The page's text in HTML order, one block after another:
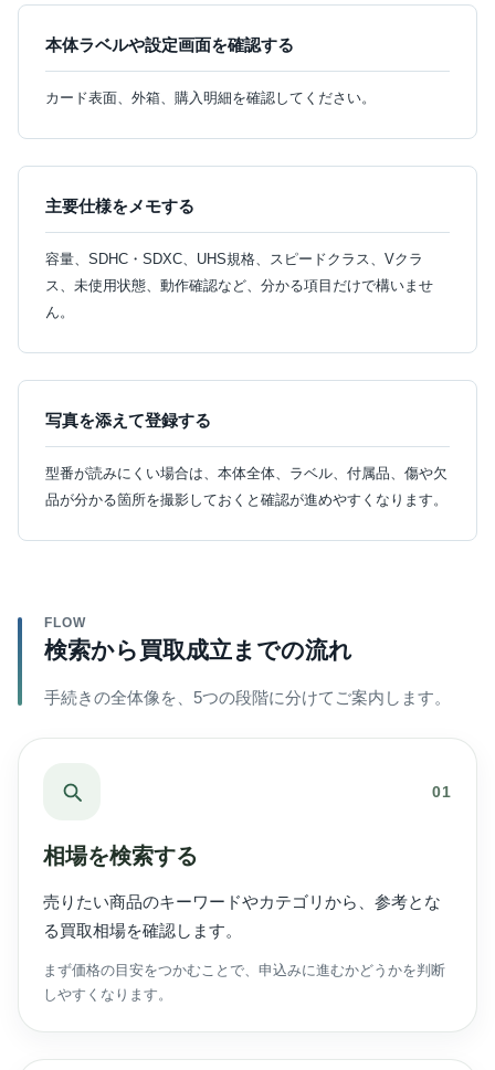
本体ラベルや設定画面を確認する
カード表面、外箱、購入明細を確認してください。
主要仕様をメモする
容量、SDHC・SDXC、UHS規格、スピードクラス、Vクラ
ス、未使用状態、動作確認など、分かる項目だけで構いませ
ん。
写真を添えて登録する
型番が読みにくい場合は、本体全体、ラベル、付属品、傷や欠
品が分かる箇所を撮影しておくと確認が進めやすくなります。
FLOW
検索から買取成立までの流れ
手続きの全体像を、5つの段階に分けてご案内します。
01
相場を検索する
売りたい商品のキーワードやカテゴリから、参考とな
る買取相場を確認します。
まず価格の目安をつかむことで、申込みに進むかどうかを判断
しやすくなります。